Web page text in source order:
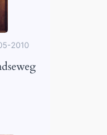
2010